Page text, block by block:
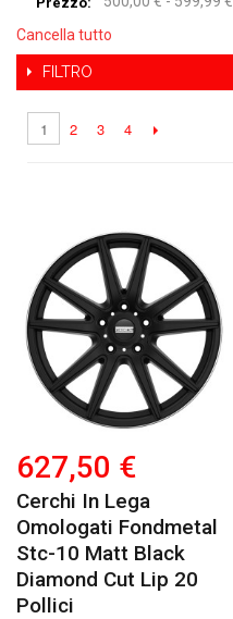
Cancella tutto
FILTRO
1 2 3 4
627,50 €
Cerchi In Lega
Omologati Fondmetal
Stc-10 Matt Black
Diamond Cut Lip 20
Pollici